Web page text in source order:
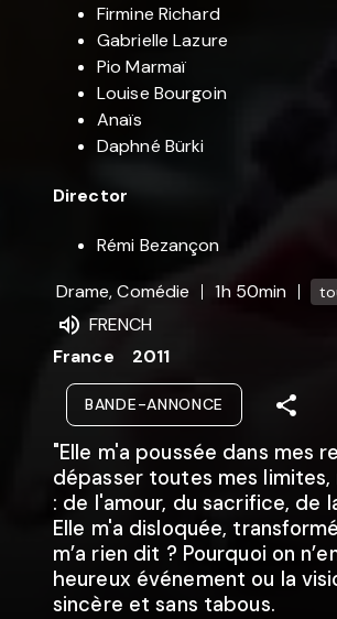
Firmine Richard
Gabrielle Lazure
Pio Marmaï
Louise Bourgoin
Anaïs
Daphné Bürki
Director
Rémi Bezançon
Drame, Comédie
1h 50min
FRENCH
France
2011
BANDE-ANNONCE
"Elle m'a poussée dans mes
dépasser toutes mes limites,
: de l'amour, du sacrifice, de
Elle m'a disloquée,
m’a rien dit ? Pourquoi on
heureux événement ou la
sincère et sans tabous.